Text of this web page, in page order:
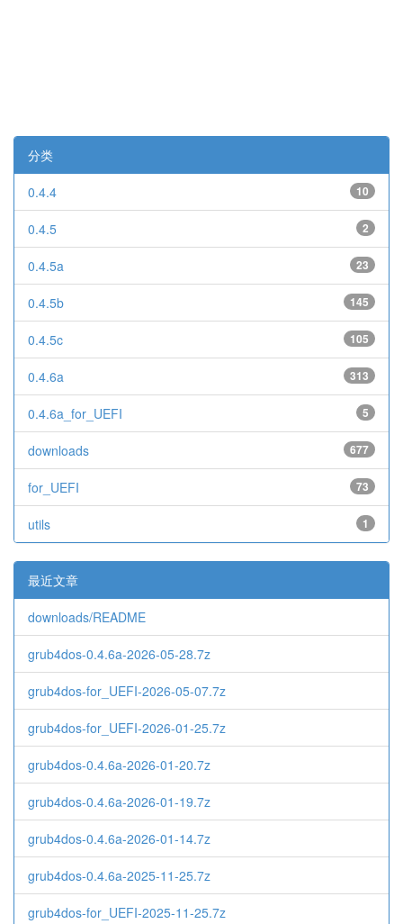
分类
10
0.4.4
2
0.4.5
23
0.4.5a
145
0.4.5b
105
0.4.5c
313
0.4.6a
5
0.4.6a_for_UEFI
677
downloads
73
for_UEFI
1
utils
最近文章
downloads/README
grub4dos-0.4.6a-2026-05-28.7z
grub4dos-for_UEFI-2026-05-07.7z
grub4dos-for_UEFI-2026-01-25.7z
grub4dos-0.4.6a-2026-01-20.7z
grub4dos-0.4.6a-2026-01-19.7z
grub4dos-0.4.6a-2026-01-14.7z
grub4dos-0.4.6a-2025-11-25.7z
grub4dos-for_UEFI-2025-11-25.7z